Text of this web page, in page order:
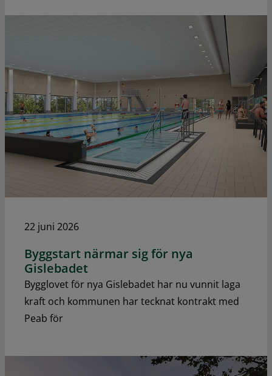
22 juni 2026
Byggstart närmar sig för nya
Gislebadet
Bygglovet för nya Gislebadet har nu vunnit laga
kraft och kommunen har tecknat kontrakt med
Peab för